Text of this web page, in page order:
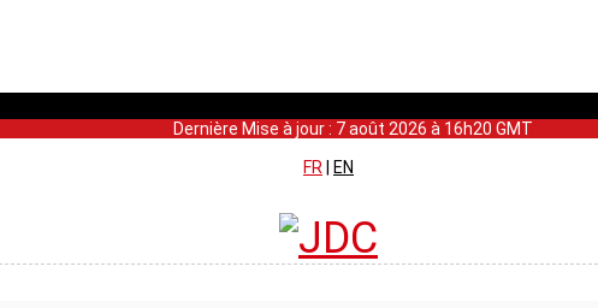
Dernière Mise à jour : 7 août 2026 à 16h20 GMT
FR
EN